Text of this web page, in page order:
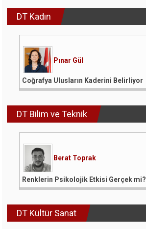
DT Kadın
Pınar Gül
Coğrafya Ulusların Kaderini Belirliyor
DT Bilim ve Teknik
Berat Toprak
Renklerin Psikolojik Etkisi Gerçek mi?
DT Kültür Sanat